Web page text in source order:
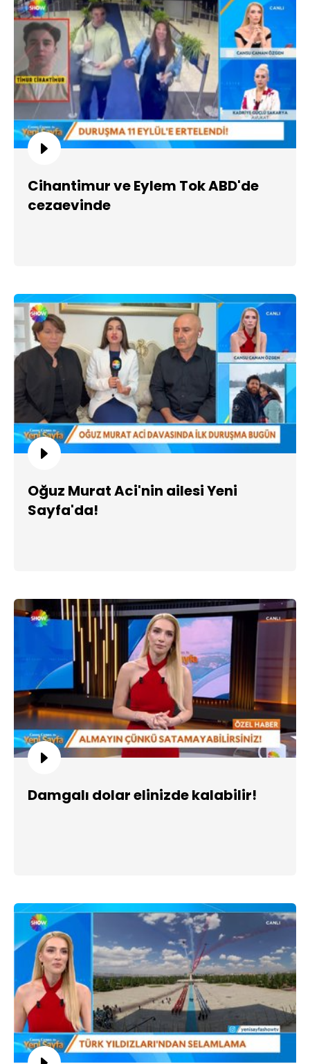
Cihantimur ve Eylem Tok ABD'de
cezaevinde
Oğuz Murat Aci'nin ailesi Yeni
Sayfa'da!
Damgalı dolar elinizde kalabilir!